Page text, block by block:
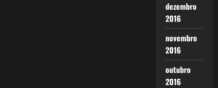
dezembro
2016
novembro
2016
outubro
2016